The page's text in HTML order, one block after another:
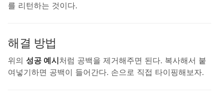
를 리턴하는 것이다.
해결 방법
위의 성공 예시처럼 공백을 제거해주면 된다. 복사해서 붙
여넣기하면 공백이 들어간다. 손으로 직접 타이핑해보자.